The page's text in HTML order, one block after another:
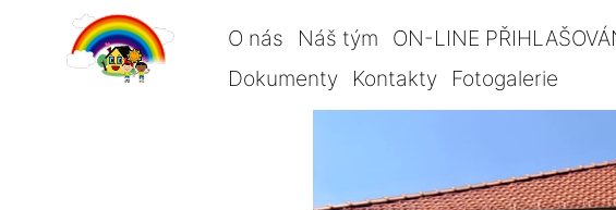
O nás Náš tým ON-LINE
Dokumenty
Kontakty Fotogalerie